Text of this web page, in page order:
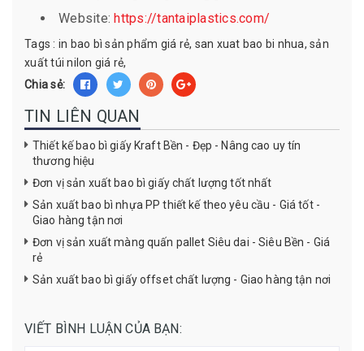
Website: https://tantaiplastics.com/
Tags : in bao bì sản phẩm giá rẻ, san xuat bao bi nhua, sản
xuất túi nilon giá rẻ,
Chia sẻ:
TIN LIÊN QUAN
Thiết kế bao bì giấy Kraft Bền - Đẹp - Nâng cao uy tín
thương hiệu
Đơn vị sản xuất bao bì giấy chất lượng tốt nhất
Sản xuất bao bì nhựa PP thiết kế theo yêu cầu - Giá tốt -
Giao hàng tận nơi
Đơn vị sản xuất màng quấn pallet Siêu dai - Siêu Bền - Giá
rẻ
Sản xuất bao bì giấy offset chất lượng - Giao hàng tận nơi
VIẾT BÌNH LUẬN CỦA BẠN: